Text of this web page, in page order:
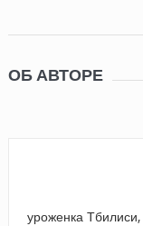
ОБ АВТОРЕ
уроженка